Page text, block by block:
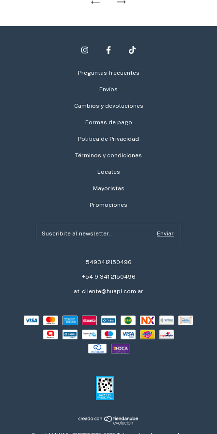
Preguntas frecuentes
Envíos
Cambios y devoluciones
Formas de pago
Politica de Privacidad
Términos y condiciones
Locales
Mayoristas
Promociones
5493412150496
+54 9 341 2150496
at-cliente@huapi.com.ar